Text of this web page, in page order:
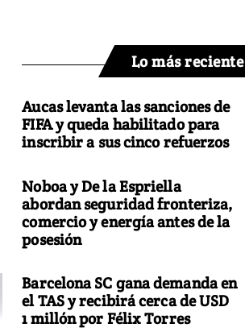
Lo más reciente
Aucas levanta las sanciones de
FIFA y queda habilitado para
inscribir a sus cinco refuerzos
Noboa y De la Espriella
abordan seguridad fronteriza,
comercio y energía antes de la
posesión
Barcelona SC gana demanda en
el TAS y recibirá cerca de USD
1 millón por Félix Torres